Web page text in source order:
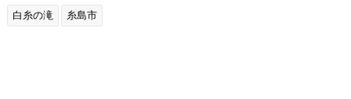
白糸の滝 糸島市